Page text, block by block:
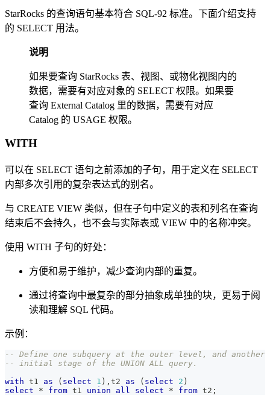
StarRocks 的查询语句基本符合 SQL-92 标准。下面介绍支持
的 SELECT 用法。
说明
如果要查询 StarRocks 表、视图、或物化视图内的
数据，需要有对应对象的 SELECT 权限。如果要
查询 External Catalog 里的数据，需要有对应
Catalog 的 USAGE 权限。
WITH
可以在 SELECT 语句之前添加的子句，用于定义在 SELECT
内部多次引用的复杂表达式的别名。
与 CREATE VIEW 类似，但在子句中定义的表和列名在查询
结束后不会持久，也不会与实际表或 VIEW 中的名称冲突。
使用 WITH 子句的好处：
方便和易于维护，减少查询内部的重复。
通过将查询中最复杂的部分抽象成单独的块，更易于阅
读和理解 SQL 代码。
示例：
-- Define one subquery at the outer level, and
-- initial stage of the UNION ALL query.
with t1 as ( select 1 ) , t2 as ( select 2 )
select
* from t1 union all select * from t2 ;